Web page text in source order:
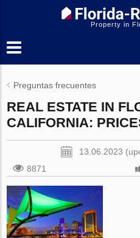
Property in
Preguntas frecuentes
REAL ESTATE IN
CALIFORNIA:
13.06.2023
8871